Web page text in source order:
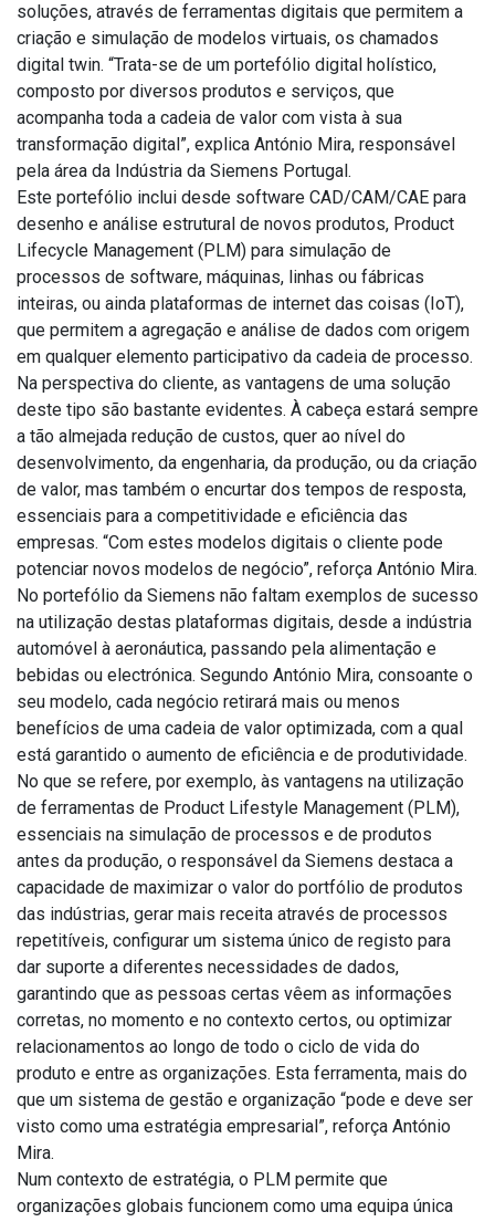
soluções, através de ferramentas digitais que permitem a
criação e simulação de modelos virtuais, os chamados
digital twin. “Trata-se de um portefólio digital holístico,
composto por diversos produtos e serviços, que
acompanha toda a cadeia de valor com vista à sua
transformação digital”, explica António Mira, responsável
pela área da Indústria da Siemens Portugal.
Este portefólio inclui desde software CAD/CAM/CAE para
desenho e análise estrutural de novos produtos, Product
Lifecycle Management (PLM) para simulação de
processos de software, máquinas, linhas ou fábricas
inteiras, ou ainda plataformas de internet das coisas (IoT),
que permitem a agregação e análise de dados com origem
em qualquer elemento participativo da cadeia de processo.
Na perspectiva do cliente, as vantagens de uma solução
deste tipo são bastante evidentes. À cabeça estará sempre
a tão almejada redução de custos, quer ao nível do
desenvolvimento, da engenharia, da produção, ou da criação
de valor, mas também o encurtar dos tempos de resposta,
essenciais para a competitividade e eficiência das
empresas. “Com estes modelos digitais o cliente pode
potenciar novos modelos de negócio”, reforça António Mira.
No portefólio da Siemens não faltam exemplos de sucesso
na utilização destas plataformas digitais, desde a indústria
automóvel à aeronáutica, passando pela alimentação e
bebidas ou electrónica. Segundo António Mira, consoante o
seu modelo, cada negócio retirará mais ou menos
benefícios de uma cadeia de valor optimizada, com a qual
está garantido o aumento de eficiência e de produtividade.
No que se refere, por exemplo, às vantagens na utilização
de ferramentas de Product Lifestyle Management (PLM),
essenciais na simulação de processos e de produtos
antes da produção, o responsável da Siemens destaca a
capacidade de maximizar o valor do portfólio de produtos
das indústrias, gerar mais receita através de processos
repetitíveis, configurar um sistema único de registo para
dar suporte a diferentes necessidades de dados,
garantindo que as pessoas certas vêem as informações
corretas, no momento e no contexto certos, ou optimizar
relacionamentos ao longo de todo o ciclo de vida do
produto e entre as organizações. Esta ferramenta, mais do
que um sistema de gestão e organização “pode e deve ser
visto como uma estratégia empresarial”, reforça António
Mira.
Num contexto de estratégia, o PLM permite que
organizações globais funcionem como uma equipa única